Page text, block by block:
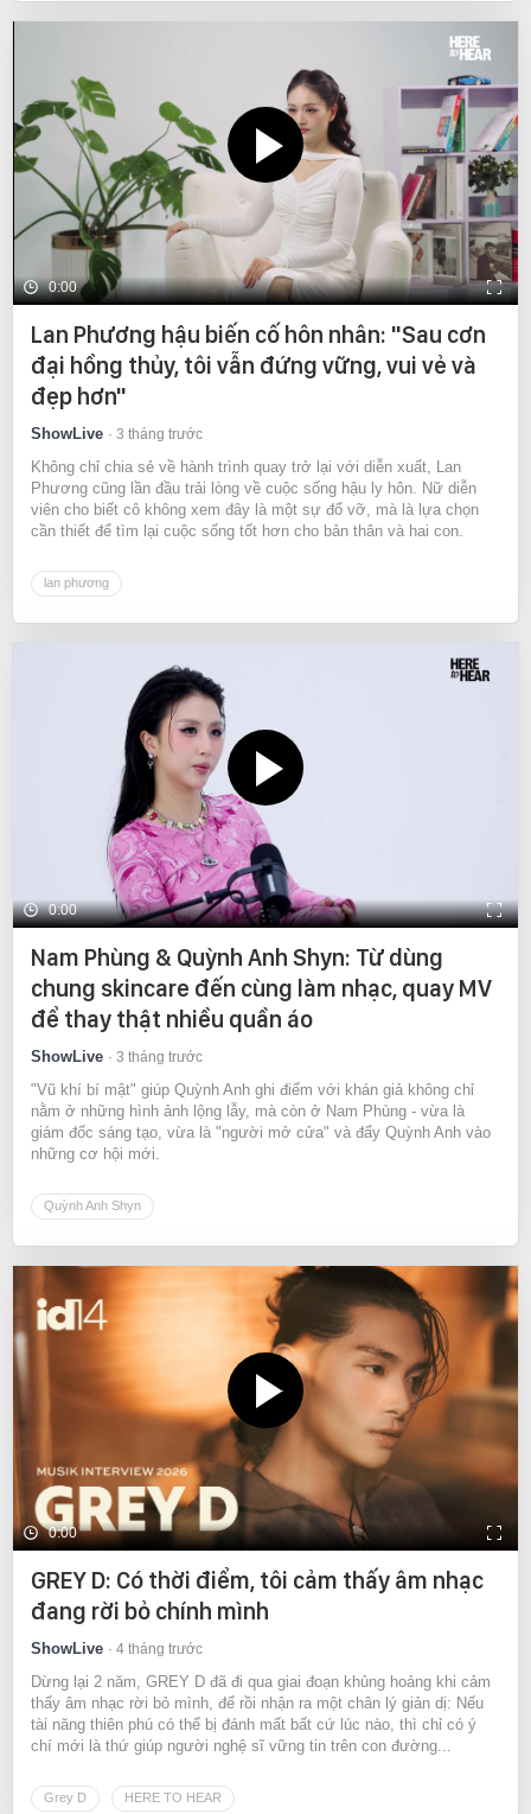
0:00
Lan Phương hậu biến cố hôn nhân: "Sau cơn
đại hồng thủy, tôi vẫn đứng vững, vui vẻ và
đẹp hơn"
ShowLive 3 tháng trước
Không chỉ chia sẻ về hành trình quay trở lại với diễn xuất, Lan
Phương cũng lần đầu trải lòng về cuộc sống hậu ly hôn. Nữ diễn
viên cho biết cô không xem đây là một sự đổ vỡ, mà là lựa chọn
cần thiết để tìm lại cuộc sống tốt hơn cho bản thân và hai con.
lan phương
0:00
Nam Phùng & Quỳnh Anh Shyn: Từ dùng
chung skincare đến cùng làm nhạc, quay MV
để thay thật nhiều quần áo
ShowLive 3 tháng trước
"Vũ khí bí mật" giúp Quỳnh Anh ghi điểm với khán giả không chỉ
nằm ở những hình ảnh lộng lẫy, mà còn ở Nam Phùng - vừa là
giám đốc sáng tạo, vừa là "người mở cửa" và đẩy Quỳnh Anh vào
những cơ hội mới.
Quỳnh Anh Shyn
0:00
GREY D: Có thời điểm, tôi cảm thấy âm nhạc
đang rời bỏ chính mình
ShowLive 4 tháng trước
Dừng lại 2 năm, GREY D đã đi qua giai đoạn khủng hoảng khi cảm
thấy âm nhạc rời bỏ mình, để rồi nhận ra một chân lý giản dị: Nếu
tài năng thiên phú có thể bị đánh mất bất cứ lúc nào, thì chỉ có ý
chí mới là thứ giúp người nghệ sĩ vững tin trên con đường...
Grey D HERE TO HEAR